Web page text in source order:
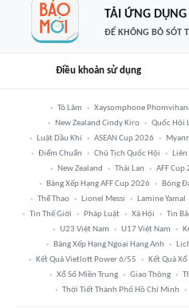
TẢI ỨNG
ĐỂ KHÔNG BỎ SÓT
Điều khoản sử dụng
Tô Lâm Xaysomphone
New Zealand Cindy Kiro
Quốc Hội
Luật Dầu Khí
ASEAN Cup 2026
Điểm Chuẩn
Chủ Tịch Quốc Hội Liên
New Zealand
Thái Lan AFF Cup
Bảng Xếp Hạng AFF Cup 2026
Bóng
Thể Thao
Lionel Messi Lamine Yamal
Tin Thế Giới
Pháp Luật Xã Hội Tin
U23 Việt Nam
U17 Việt Nam
Bảng Xếp Hạng Ngoại Hạng Anh
Kết Quả Vietlott Power 6/55
Kết Quả Xổ
Xổ Số Miền Trung
Giao Thông
Thời Tiết Thành Phố Hồ Chí Minh